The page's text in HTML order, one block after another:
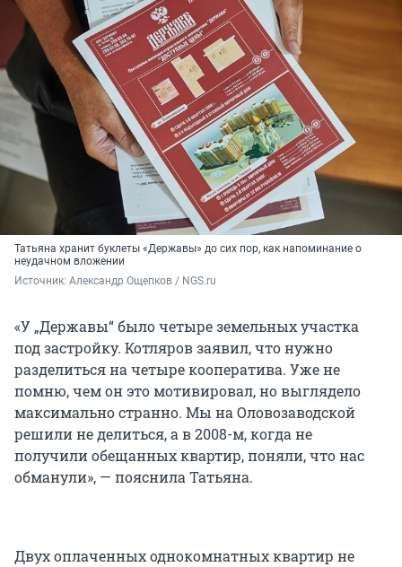
Татьяна хранит буклеты «Державы» до сих пор, как напоминание о
неудачном вложении
Источник: Александр Ощепков / NGS.ru
«У „Державы“ было четыре земельных участка
под застройку. Котляров заявил, что нужно
разделиться на четыре кооператива. Уже не
помню, чем он это мотивировал, но выглядело
максимально странно. Мы на Оловозаводской
решили не делиться, а в 2008-м, когда не
получили обещанных квартир, поняли, что нас
обманули», — пояснила Татьяна.
Двух оплаченных однокомнатных квартир не